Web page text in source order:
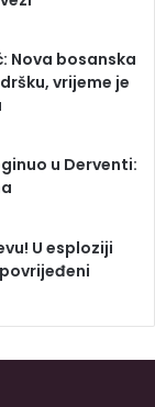
Nova bosanska
vrijeme je
u Derventi:
U esploziji